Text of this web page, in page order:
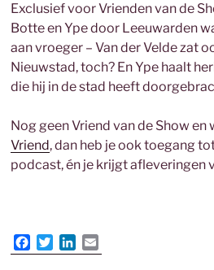
Exclusief voor Vrienden van de
Botte en Ype door Leeuwarden
aan vroeger – Van der Velde zat
Nieuwstad, toch? En Ype haalt
die hij in de stad heeft
Nog geen Vriend van de Show en
Vriend, dan heb je ook toegang
podcast, én je krijgt afleveringen
a
w
i
m